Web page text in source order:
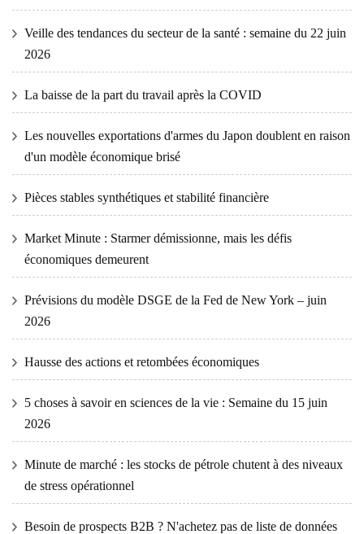
Veille des tendances du secteur de la santé : semaine du 22 juin
2026
La baisse de la part du travail après la COVID
Les nouvelles exportations d'armes du Japon doublent en raison
d'un modèle économique brisé
Pièces stables synthétiques et stabilité financière
Market Minute : Starmer démissionne, mais les défis
économiques demeurent
Prévisions du modèle DSGE de la Fed de New York – juin
2026
Hausse des actions et retombées économiques
5 choses à savoir en sciences de la vie : Semaine du 15 juin
2026
Minute de marché : les stocks de pétrole chutent à des niveaux
de stress opérationnel
Besoin de prospects B2B ? N'achetez pas de liste de données